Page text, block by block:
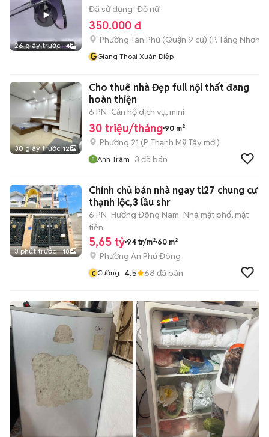
26 giây trước 4
Đã sử dụng Đồ nữ
350.000 đ
Phường Tân Phú (Quận 9 cũ) (P. Tăng Nhơn
GGiang Thoại Xuân Diệp
30 giây trước 12
Cho thuê nhà Đẹp full nội thất đang
hoàn thiện
6 PN Căn hộ dịch vụ, mini
30 triệu/tháng 90 m²
Phường 21 (P. Thạnh Mỹ Tây mới)
Anh Trâm 3 đã bán
3 phút trước 10
Chính chủ bán nhà ngay tl27 chung cư
thạnh lộc,3 lầu shr
6 PN Hướng Đông Nam Nhà mặt phố, mặt
tiền
5,65 tỷ 94 tr/m² 60 m²
Phường An Phú Đông
c Cường 4.5 68 đã bán